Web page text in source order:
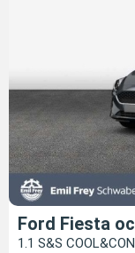
Ford Fiesta
1.1 S&S